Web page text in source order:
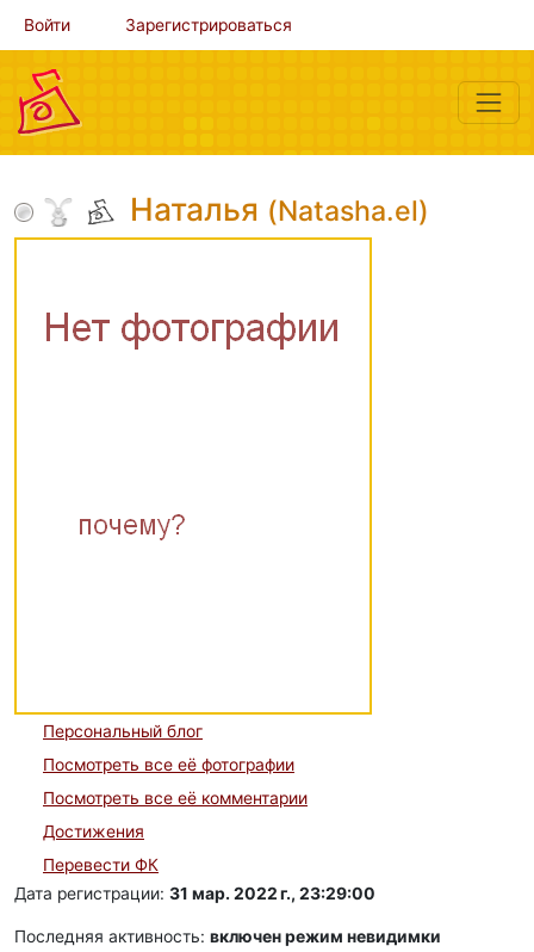
Войти Зарегистрироваться
Наталья (Natasha.el)
Персональный блог
Посмотреть все её фотографии
Посмотреть все её комментарии
Достижения
Перевести ФК
Дата регистрации: 31 мар. 2022 г., 23:29:00
Последняя активность: включен режим невидимки